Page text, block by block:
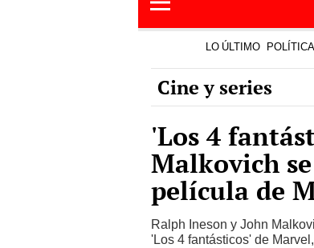
LO ÚLTIMO POLÍTICA
Cine y series
'Los 4
Malkovich
película de
Ralph Ineson y John
'Los 4 fantásticos' de